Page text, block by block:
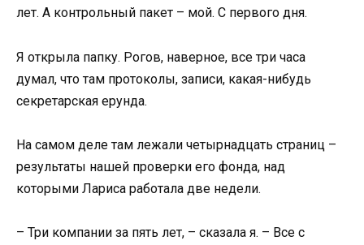
лет. А контрольный пакет – мой. С первого дня.
Я открыла папку. Рогов, наверное, все три часа
думал, что там протоколы, записи, какая-нибудь
секретарская ерунда.
На самом деле там лежали четырнадцать страниц –
результаты нашей проверки его фонда, над
которыми Лариса работала две недели.
– Три компании за пять лет, – сказала я. – Все с